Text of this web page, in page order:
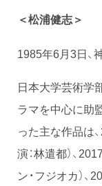
＜松浦健志＞
1985年6月3日、
日本大学芸術学
ラマを中心に助
った主な作品は
演：林遣都）、
ン・フジオカ）